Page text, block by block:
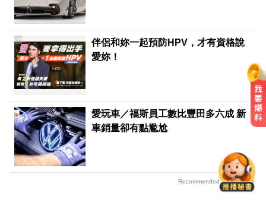
伴侶和妳一起預防HPV，才有資格說
愛妳！
PR
愛玩車／福斯員工數比豐田多六成 新
車銷量卻有點尷尬
Recommended by
台灣讀1科系「後悔率」高達56% 過
來人吐心聲
TPBL／官宣確定了！林庭謙重磅加